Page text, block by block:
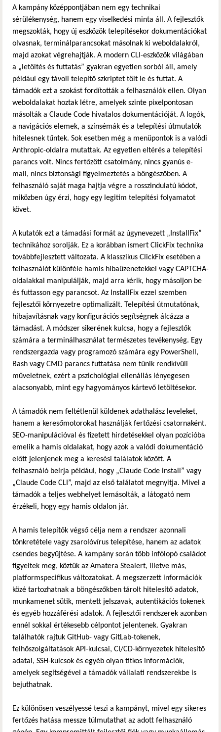
A kampány középpontjában nem egy technikai
sérülékenység, hanem egy viselkedési minta áll. A fejlesztők
megszokták, hogy új eszközök telepítésekor dokumentációkat
olvasnak, terminálparancsokat másolnak ki weboldalakról,
majd azokat végrehajtják. A modern CLI-eszközök világában
a „letöltés és futtatás” gyakran egyetlen sorból áll, amely
például egy távoli telepítő szkriptet tölt le és futtat. A
támadók ezt a szokást fordították a felhasználók ellen. Olyan
weboldalakat hoztak létre, amelyek szinte pixelpontosan
másolták a Claude Code hivatalos dokumentációját. A logók,
a navigációs elemek, a színsémák és a telepítési útmutatók
hitelesnek tűntek. Sok esetben még a menüpontok is a valódi
Anthropic-oldalra mutattak. Az egyetlen eltérés a telepítési
parancs volt. Nincs fertőzött csatolmány, nincs gyanús e-
mail, nincs biztonsági figyelmeztetés a böngészőben. A
felhasználó saját maga hajtja végre a rosszindulatú kódot,
miközben úgy érzi, hogy egy legitim telepítési folyamatot
követ.
A kutatók ezt a támadási formát az úgynevezett „InstallFix”
technikához sorolják. Ez a korábban ismert ClickFix technika
továbbfejlesztett változata. A klasszikus ClickFix esetében a
felhasználót különféle hamis hibaüzenetekkel vagy CAPTCHA-
oldalakkal manipulálják, majd arra kérik, hogy másoljon be
és futtasson egy parancsot. Az InstallFix ezzel szemben
fejlesztői környezetre optimalizált. Telepítési útmutatónak,
hibajavításnak vagy konfigurációs segítségnek álcázza a
támadást. A módszer sikerének kulcsa, hogy a fejlesztők
számára a terminálhasználat természetes tevékenység. Egy
rendszergazda vagy programozó számára egy PowerShell,
Bash vagy CMD parancs futtatása nem tűnik rendkívüli
műveletnek, ezért a pszichológiai ellenállás lényegesen
alacsonyabb, mint egy hagyományos kártevő letöltésekor.
A támadók nem feltétlenül küldenek adathalász leveleket,
hanem a keresőmotorokat használják fertőzési csatornaként.
SEO-manipulációval és fizetett hirdetésekkel olyan pozícióba
emelik a hamis oldalakat, hogy azok a valódi dokumentáció
előtt jelenjenek meg a keresési találatok között. A
felhasználó beírja például, hogy „Claude Code install” vagy
„Claude Code CLI”, majd az első találatot megnyitja. Mivel a
támadók a teljes webhelyet lemásolták, a látogató nem
érzékeli, hogy egy hamis oldalon jár.
A hamis telepítők végső célja nem a rendszer azonnali
tönkretétele vagy zsarolóvírus telepítése, hanem az adatok
csendes begyűjtése. A kampány során több infólopó családot
figyeltek meg, köztük az Amatera Stealert, illetve más,
platformspecifikus változatokat. A megszerzett információk
közé tartozhatnak a böngészőkben tárolt hitelesítő adatok,
munkamenet sütik, mentett jelszavak, autentikációs tokenek
és egyéb hozzáférési adatok. A fejlesztői rendszerek azonban
ennél sokkal értékesebb célpontot jelentenek. Gyakran
találhatók rajtuk GitHub- vagy GitLab-tokenek,
felhőszolgáltatások API-kulcsai, CI/CD-környezetek hitelesítő
adatai, SSH-kulcsok és egyéb olyan titkos információk,
amelyek segítségével a támadók vállalati rendszerekbe is
bejuthatnak.
Ez különösen veszélyessé teszi a kampányt, mivel egy sikeres
fertőzés hatása messze túlmutathat az adott felhasználó